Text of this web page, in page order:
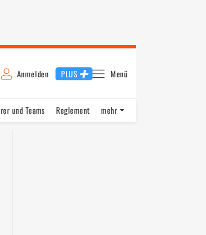
Anmelden PLUS Menü
und Teams
Reglement
mehr